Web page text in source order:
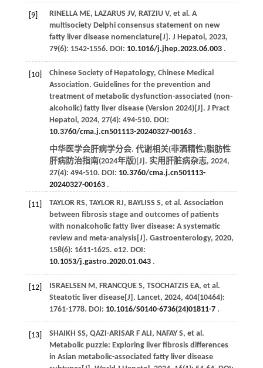
[9] RINELLA ME, LAZARUS JV, RATZIU V, et al . A
multisociety Delphi consensus statement on new
fatty liver disease nomenclature[J]. J Hepatol , 2023,
79(6): 1542-1556. DOI: 10.1016/j.jhep.2023.06.003.
[10]
Chinese Society of Hepatology, Chinese Medical
Association. Guidelines for the prevention and
treatment of metabolic dysfunction-associated (non-
alcoholic) fatty liver disease (Version 2024)[J]. J Pract
Hepatol , 2024, 27(4): 494-510. DOI:
10.3760/cma.j.cn501113-20240327-00163.
中华医学会肝病学分会. 代谢相关(非酒精性)脂肪性
肝病防治指南(2024年版)[J]. 实用肝脏病杂志, 2024,
27(4): 494-510. DOI: 10.3760/cma.j.cn501113-
20240327-00163.
[11] TAYLOR RS, TAYLOR RJ, BAYLISS S, et al . Association
between fibrosis stage and outcomes of patients
with nonalcoholic fatty liver disease: A systematic
review and meta-analysis[J]. Gastroenterology, 2020,
158(6): 1611-1625. e12. DOI:
10.1053/j.gastro.2020.01.043.
[12] ISRAELSEN M, FRANCQUE S, TSOCHATZIS EA, et al .
Steatotic liver disease[J]. Lancet, 2024, 404(10464):
1761-1778. DOI: 10.1016/S0140-6736(24)01811-7.
[13] SHAIKH SS, QAZI-ARISAR F ALI, NAFAY S, et al .
Metabolic puzzle: Exploring liver fibrosis differences
in Asian metabolic-associated fatty liver disease